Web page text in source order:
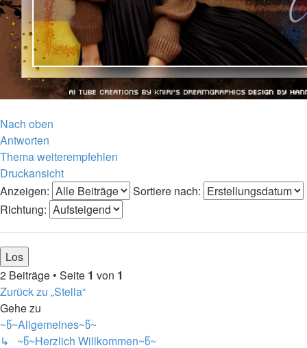
Nach oben
Antworten
Thema weiterempfehlen
Druckansicht
Anzeigen:
Sortiere nach:
Richtung:
2 Beiträge • Seite 1 von 1
Zurück zu „Stella“
Gehe zu
~წ~Allgemeines~წ~
↳ ~წ~Herzlich Willkommen~წ~